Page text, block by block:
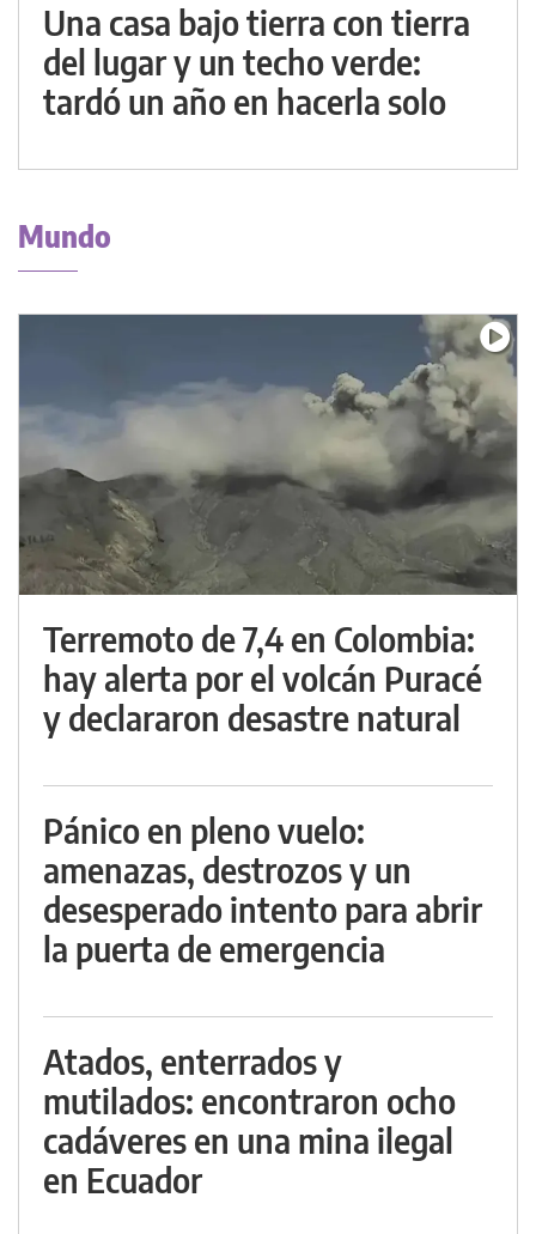
Una casa bajo tierra con tierra
del lugar y un techo verde:
tardó un año en hacerla solo
Mundo
Terremoto de 7,4 en Colombia:
hay alerta por el volcán Puracé
y declararon desastre natural
Pánico en pleno vuelo:
amenazas, destrozos y un
desesperado intento para abrir
la puerta de emergencia
Atados, enterrados y
mutilados: encontraron ocho
cadáveres en una mina ilegal
en Ecuador